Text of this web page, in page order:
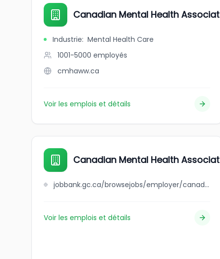
Canadian Mental Health
Industrie: Mental Health Care
1001-5000 employés
cmhaww.ca
Voir les emplois et détails
Canadian Mental Health
jobbank.gc.ca/browsejobs/employer/canadian+mental+health+association+yukon/ca
Voir les emplois et détails